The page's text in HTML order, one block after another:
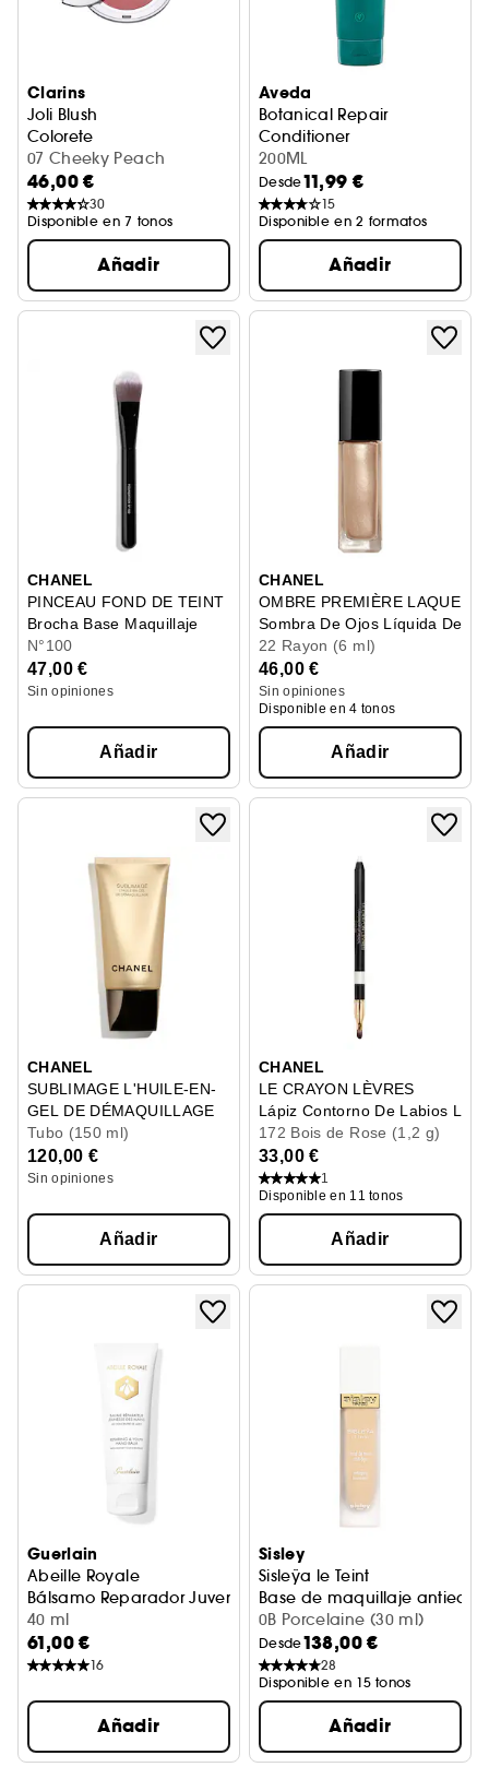
Clarins
Joli Blush
Colorete
07 Cheeky Peach
46,00 €
30
Disponible en 7 tonos
Añadir
Aveda
Botanical Repair
Conditioner
Acondicionador reparador
200ML
Desde11,99 €
15
Disponible en 2 formatos
Añadir
CHANEL
PINCEAU FOND DE TEINT
Brocha Base Maquillaje
N°100
47,00 €
Sin opiniones
Añadir
CHANEL
OMBRE PREMIÈRE LAQUE
Sombra De Ojos Líquida De
22 Rayon (6 ml)
46,00 €
Sin opiniones
Disponible en 4 tonos
Añadir
CHANEL
SUBLIMAGE L'HUILE-EN-
GEL DE DÉMAQUILLAGE
Desmaquillante Definitivo
Tubo (150 ml)
120,00 €
Sin opiniones
Añadir
CHANEL
LE CRAYON LÈVRES
Lápiz Contorno De Labios
172 Bois de Rose (1,2 g)
33,00 €
1
Disponible en 11 tonos
Añadir
Guerlain
Abeille Royale
Bálsamo Reparador Juventud de Manos
40 ml
61,00 €
16
Añadir
Sisley
Sisleÿa le Teint
Base de maquillaje
0B Porcelaine (30 ml)
Desde138,00 €
28
Disponible en 15 tonos
Añadir